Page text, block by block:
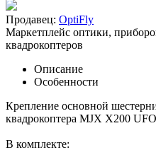
Продавец: OptiFly
Маркетплейс оптики,
квадрокоптеров
Описание
Особенности
Крепление основной
квадрокоптера MJX Х200
В комплекте: